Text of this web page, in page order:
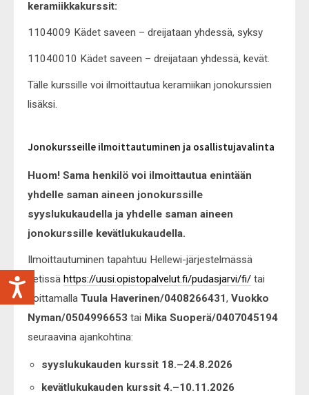
keramiikkakurssit:
1104009 Kädet saveen – dreijataan yhdessä, syksy
11040010 Kädet saveen – dreijataan yhdessä, kevät.
Tälle kurssille voi ilmoittautua keramiikan jonokurssien
lisäksi.
Jonokursseille ilmoittautuminen ja osallistujavalinta
Huom! Sama henkilö voi ilmoittautua enintään
yhdelle saman aineen jonokurssille
syyslukukaudella ja yhdelle saman aineen
jonokurssille kevätlukukaudella.
Ilmoittautuminen tapahtuu Hellewi-järjestelmässä
netissä https://uusi.opistopalvelut.fi/pudasjarvi/fi/ tai
soittamalla Tuula Haverinen/0408266431, Vuokko
Nyman/0504996653 tai Mika Suoperä/0407045194
seuraavina ajankohtina:
syyslukukauden kurssit 18.–24.8.2026
kevätlukukauden kurssit 4.–10.11.2026